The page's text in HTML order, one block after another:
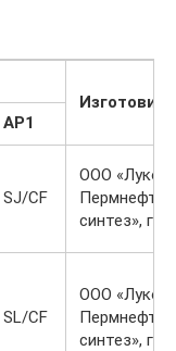
АР1
SJ/CF
ООО
синтез», г.
SL/CF
ООО
синтез», г.